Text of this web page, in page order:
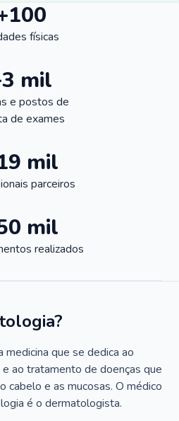
físicas
mil
e postos de
de exames
mil
parceiros
mil
realizados
que se dedica ao
ao tratamento de doenças que
cabelo e as mucosas. O médico
é o dermatologista.